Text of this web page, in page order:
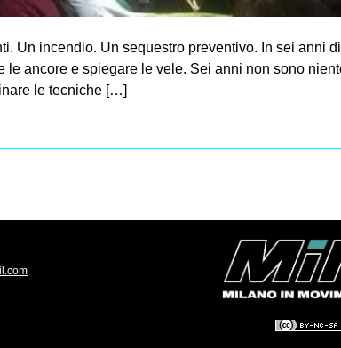
Un incendio. Un sequestro preventivo. In sei anni
le ancore e spiegare le vele. Sei anni non sono
le tecniche […]